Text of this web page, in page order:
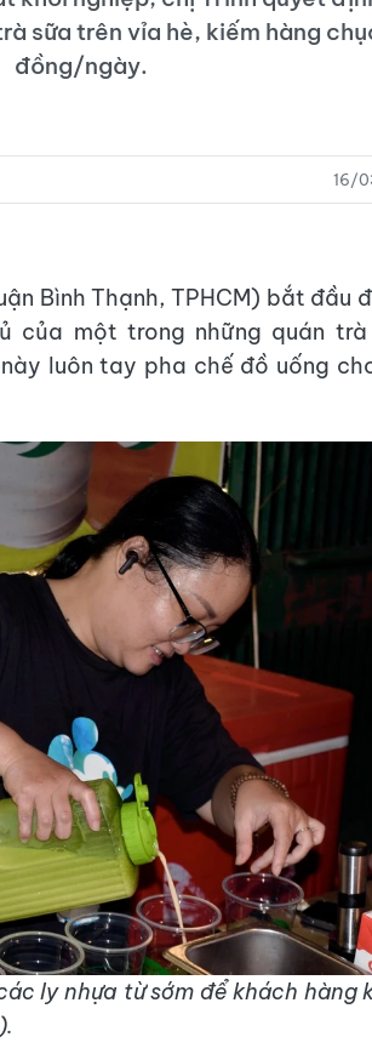
sữa trên vỉa hè, kiếm hàng
đồng/ngày.
16/
Bình Thạnh, TPHCM) bắt đầu
của một trong những quán
luôn tay pha chế đồ uống
ly nhựa từ sớm để khách hàng